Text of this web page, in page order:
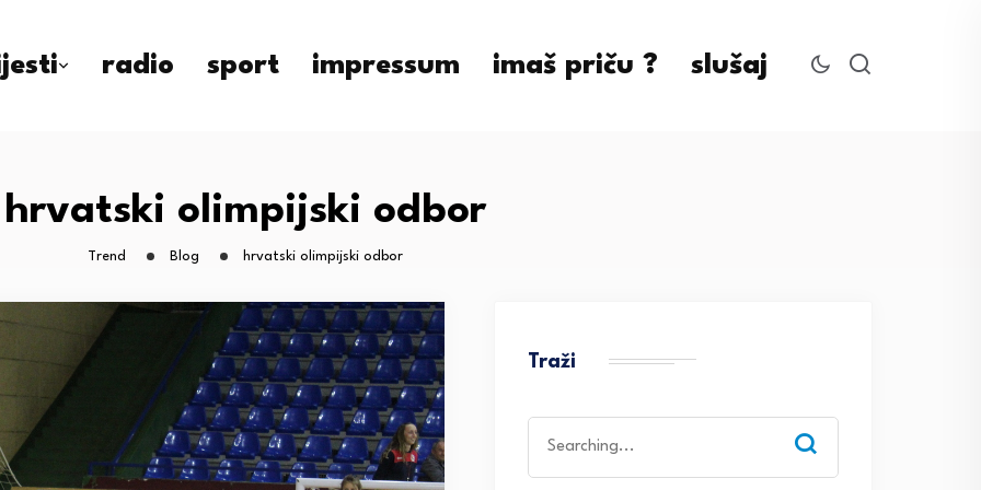
radio sport impressum imaš priču ? slušaj
hrvatski olimpijski odbor
Trend Blog hrvatski olimpijski odbor
Traži
for: